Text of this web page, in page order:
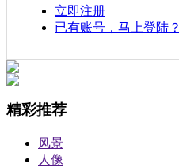
立即注册
已有账号，马上登陆？
精彩推荐
风景
人像